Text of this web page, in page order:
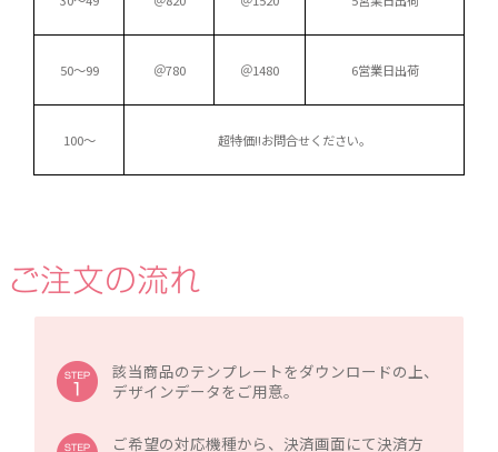
50～99 ＠780 ＠1480 6営業日出荷
100～ 超特価!!お問合せください。
該当商品のテンプレートをダウンロードの上、
デザインデータをご用意。
ご希望の対応機種から、決済画面にて決済方